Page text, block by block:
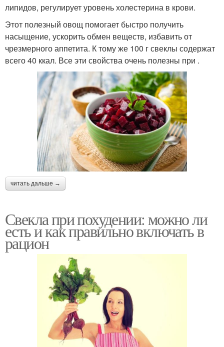
липидов, регулирует уровень холестерина в крови.
Этот полезный овощ помогает быстро получить
насыщение, ускорить обмен веществ, избавить от
чрезмерного аппетита. К тому же 100 г свеклы содержат
всего 40 ккал. Все эти свойства очень полезны при .
читать дальше →
Свекла при похудении: можно ли
есть и как правильно включать в
рацион